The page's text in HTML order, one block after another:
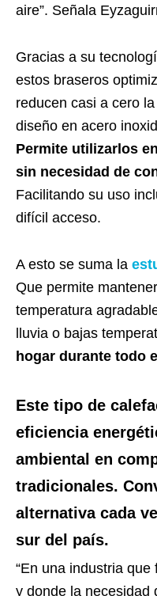
aire”. Señala
Gracias a su
estos braseros
reducen casi a cero
diseño en acero
Permite utilizarlos
sin necesidad de
Facilitando su uso
difícil acceso.
A esto se suma la
Que permite
temperatura
lluvia o bajas
hogar durante todo
Este tipo de
eficiencia
ambiental en
tradicionales.
alternativa cada
sur del país.
“En una industria
y donde la necesidad